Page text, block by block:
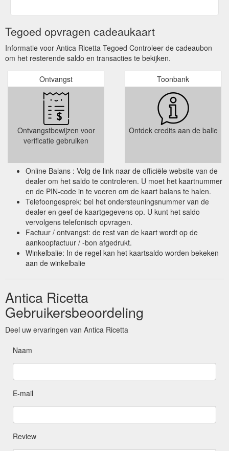
Tegoed opvragen cadeaukaart
Informatie voor Antica Ricetta Tegoed Controleer de cadeaubon
om het resterende saldo en transacties te bekijken.
Ontvangst
Ontvangstbewijzen voor
verificatie gebruiken
Toonbank
Ontdek credits aan de balie
Online Balans : Volg de link naar de officiële website van de
dealer om het saldo te controleren. U moet het kaartnummer
en de PIN-code in te voeren om de kaart balans te halen.
Telefoongesprek: bel het ondersteuningsnummer van de
dealer en geef de kaartgegevens op. U kunt het saldo
vervolgens telefonisch opvragen.
Factuur / ontvangst: de rest van de kaart wordt op de
aankoopfactuur / -bon afgedrukt.
Winkelbalie: In de regel kan het kaartsaldo worden bekeken
aan de winkelbalie
Antica Ricetta
Gebruikersbeoordeling
Deel uw ervaringen van Antica Ricetta
Naam
E-mail
Review